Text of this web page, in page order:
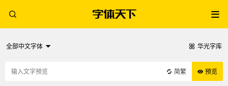
全部中文字体 华光字库
简繁 预览